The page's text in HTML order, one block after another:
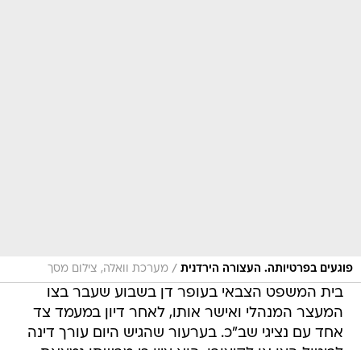
פוגעים בפרטיותה. העצורה הירדנית / מערכת וואלה, צילום מסך
בית המשפט הצבאי בעופר דן בשבוע שעבר בצו
המעצר המנהלי ואישר אותו, לאחר דיון במעמד צד
אחד עם נציגי שב"כ. בערעור שהגיש היום עורך דינה